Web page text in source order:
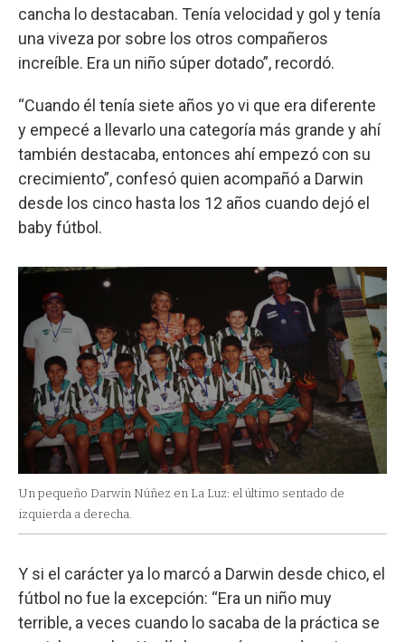
cancha lo destacaban. Tenía velocidad y gol y tenía
una viveza por sobre los otros compañeros
increíble. Era un niño súper dotado”, recordó.
“Cuando él tenía siete años yo vi que era diferente
y empecé a llevarlo una categoría más grande y ahí
también destacaba, entonces ahí empezó con su
crecimiento”, confesó quien acompañó a Darwin
desde los cinco hasta los 12 años cuando dejó el
baby fútbol.
Un pequeño Darwin Núñez en La Luz: el último sentado de
izquierda a derecha.
Y si el carácter ya lo marcó a Darwin desde chico, el
fútbol no fue la excepción: “Era un niño muy
terrible, a veces cuando lo sacaba de la práctica se